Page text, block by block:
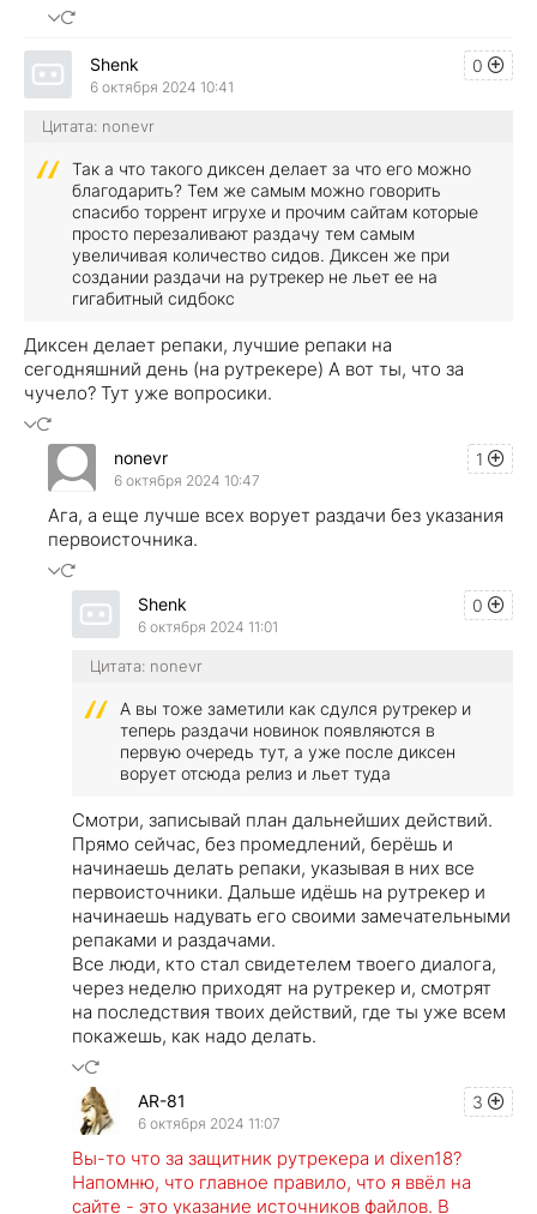
0
Shenk
6 октября 2024 10:41
Цитата: nonevr
Так а что такого диксен делает за что его можно
благодарить? Тем же самым можно говорить
спасибо торрент игрухе и прочим сайтам которые
просто перезаливают раздачу тем самым
увеличивая количество сидов. Диксен же при
создании раздачи на рутрекер не льет ее на
гигабитный сидбокс
Диксен делает репаки, лучшие репаки на
сегодняшний день (на рутрекере) А вот ты, что за
чучело? Тут уже вопросики.
1
nonevr
6 октября 2024 10:47
Ага, а еще лучше всех ворует раздачи без указания
первоисточника.
0
Shenk
6 октября 2024 11:01
Цитата: nonevr
А вы тоже заметили как сдулся рутрекер и
теперь раздачи новинок появляются в
первую очередь тут, а уже после диксен
ворует отсюда релиз и льет туда
Смотри, записывай план дальнейших действий.
Прямо сейчас, без промедлений, берёшь и
начинаешь делать репаки, указывая в них все
первоисточники. Дальше идёшь на рутрекер и
начинаешь надувать его своими замечательными
репаками и раздачами.
Все люди, кто стал свидетелем твоего диалога,
через неделю приходят на рутрекер и, смотрят
на последствия твоих действий, где ты уже всем
покажешь, как надо делать.
3
AR-81
6 октября 2024 11:07
Вы-то что за защитник рутрекера и dixen18?
Напомню, что главное правило, что я ввёл на
сайте - это указание источников файлов. В